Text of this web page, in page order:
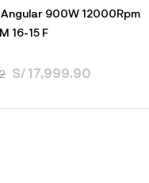
900W 12000Rpm
16-15 F
S/ 17,999.90